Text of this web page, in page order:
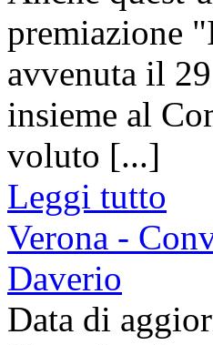
premiazione
avvenuta il
insieme al
voluto [...]
Leggi tutto
Verona -
Daverio
Data di